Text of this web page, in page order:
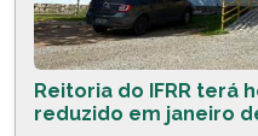
Reitoria do IFRR terá
reduzido em janeiro